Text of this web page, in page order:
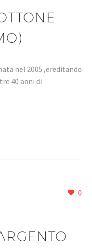
nel 2005 ,ereditando
40 anni di
0